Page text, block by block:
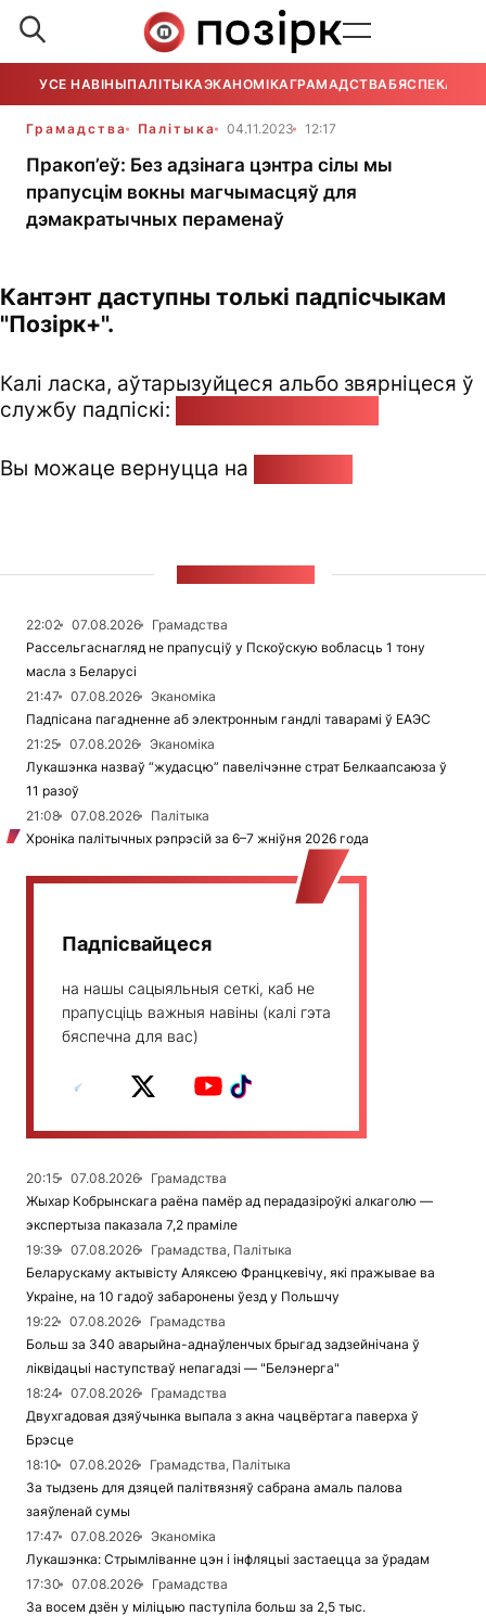
УСЕ НАВІНЫПАЛІТЫКАЭКАНОМІКАГРАМАДСТВАБЯСПЕКА
Грамадства Палітыка 04.11.2023 12:17
Пракоп’еў: Без адзінага цэнтра сілы мы
прапусцім вокны магчымасцяў для
дэмакратычных пераменаў
Кантэнт даступны толькі падпісчыкам
"Позірк+".
Калі ласка, аўтарызуйцеся альбо звярніцеся ў
службу падпіскі:
Вы можаце вернуцца на
22:02 07.08.2026
Грамадства
Рассельгаснагляд не прапусціў у Пскоўскую вобласць 1 тону
масла з Беларусі
21:47
07.08.2026
Эканоміка
Падпісана пагадненне аб электронным гандлі таварамі ў ЕАЭС
21:25
07.08.2026
Эканоміка
Лукашэнка назваў “жудасцю” павелічэнне страт Белкаапсаюза ў
11 разоў
21:08
07.08.2026
Палітыка
Хроніка палітычных рэпрэсій за 6–7 жніўня 2026 года
Падпісвайцеся
на нашы сацыяльныя сеткі, каб не
прапусціць важныя навіны (калі гэта
бяспечна для вас)
20:15 07.08.2026
Грамадства
Жыхар Кобрынскага раёна памёр ад перадазіроўкі алкаголю —
экспертыза паказала 7,2 праміле
19:39
07.08.2026
Грамадства, Палітыка
Беларускаму актывісту Аляксею Францкевічу, які пражывае ва
Украіне, на 10 гадоў забаронены ўезд у Польшчу
19:22
07.08.2026
Грамадства
Больш за 340 аварыйна-аднаўленчых брыгад задзейнічана ў
ліквідацыі наступстваў непагадзі — "Белэнерга"
18:24
07.08.2026
Грамадства
Двухгадовая дзяўчынка выпала з акна чацвёртага паверха ў
Брэсце
18:10
07.08.2026
Грамадства, Палітыка
За тыдзень для дзяцей палітвязняў сабрана амаль палова
заяўленай сумы
17:47
07.08.2026
Эканоміка
Лукашэнка: Стрымліванне цэн і інфляцыі застаецца за ўрадам
17:30
07.08.2026
Грамадства
За восем дзён у міліцыю паступіла больш за 2,5 тыс.